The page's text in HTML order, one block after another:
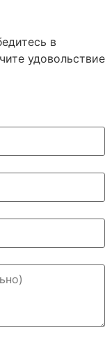
в
удовольствие